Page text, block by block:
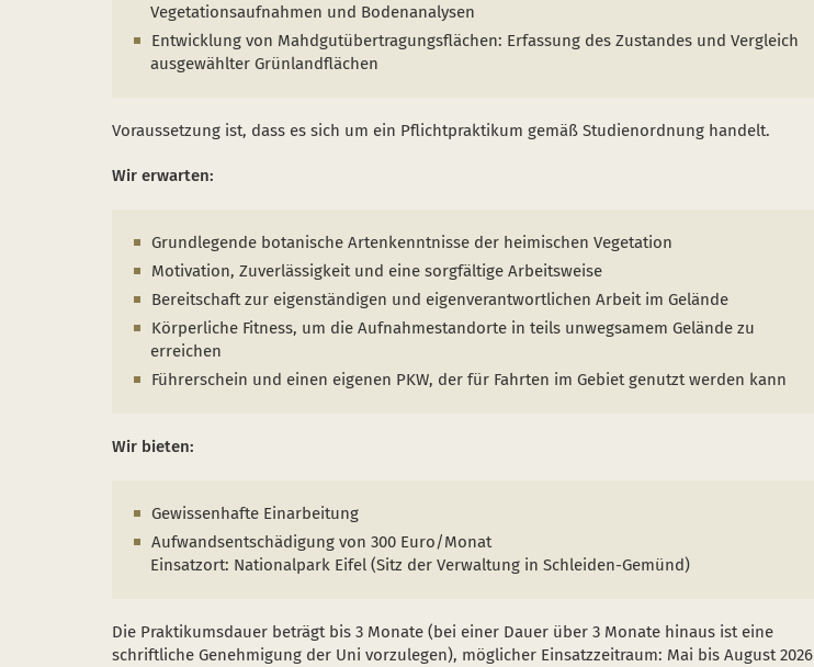
Vegetationsaufnahmen und Bodenanalysen
Entwicklung von Mahdgutübertragungsflächen: Erfassung des Zustandes und Vergleich
ausgewählter Grünlandflächen
Voraussetzung ist, dass es sich um ein Pflichtpraktikum gemäß Studienordnung handelt.
Wir erwarten:
Grundlegende botanische Artenkenntnisse der heimischen Vegetation
Motivation, Zuverlässigkeit und eine sorgfältige Arbeitsweise
Bereitschaft zur eigenständigen und eigenverantwortlichen Arbeit im Gelände
Körperliche Fitness, um die Aufnahmestandorte in teils unwegsamem Gelände zu
erreichen
Führerschein und einen eigenen PKW, der für Fahrten im Gebiet genutzt werden kann
Wir bieten:
Gewissenhafte Einarbeitung
Aufwandsentschädigung von 300 Euro/Monat
Einsatzort: Nationalpark Eifel (Sitz der Verwaltung in Schleiden-Gemünd)
Die Praktikumsdauer beträgt bis 3 Monate (bei einer Dauer über 3 Monate hinaus ist eine
schriftliche Genehmigung der Uni vorzulegen), möglicher Einsatzzeitraum: Mai bis August 2026